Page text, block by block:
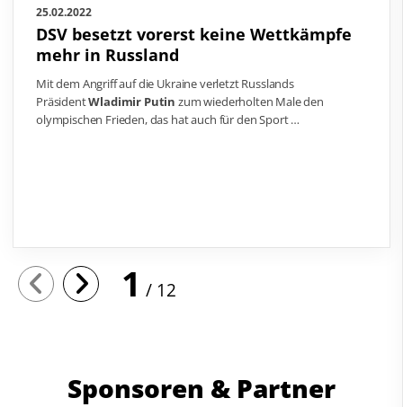
25.02.2022
DSV besetzt vorerst keine Wettkämpfe
mehr in Russland
Mit dem Angriff auf die Ukraine verletzt Russlands
PräsidentWladimir Putin zum wiederholten Male den
olympischen Frieden, das hat auch für den Sport …
1 12
Sponsoren & Partner